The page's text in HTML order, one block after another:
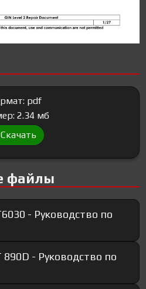
pdf
2.34 мб
Скачать
файлы
- Руководство по
- Руководство по